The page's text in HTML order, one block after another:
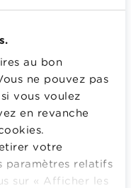
au bon
ne pouvez pas
vous voulez
en revanche
votre
paramètres relatifs
sur « Afficher les
?